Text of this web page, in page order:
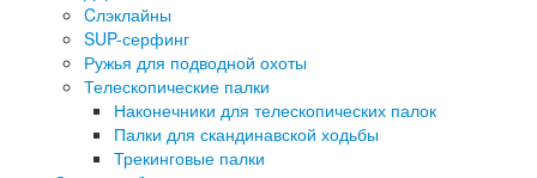
Cлэклайны
SUP-серфинг
Ружья для подводной охоты
Телескопические палки
Наконечники для телескопических палок
Палки для скандинавской ходьбы
Трекинговые палки